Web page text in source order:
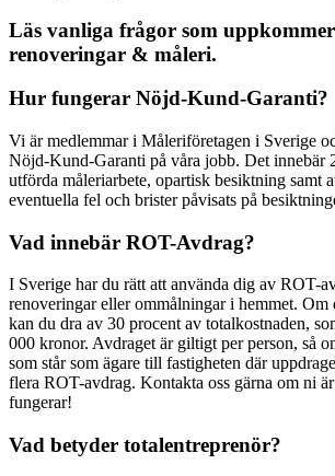
Läs vanliga frågor som
renoveringar & måleri.
Hur fungerar Nöjd-Kund-Garanti?
Vi är medlemmar i Måleriföretagen i Sverige
Nöjd-Kund-Garanti på våra jobb. Det innebär
utförda måleriarbete, opartisk besiktning samt
eventuella fel och brister påvisats på
Vad innebär ROT-Avdrag?
I Sverige har du rätt att använda dig av ROT-
renoveringar eller ommålningar i hemmet. Om
kan du dra av 30 procent av totalkostnaden,
000 kronor. Avdraget är giltigt per person, så
som står som ägare till fastigheten där
flera ROT-avdrag. Kontakta oss gärna om ni
fungerar!
Vad betyder totalentreprenör?